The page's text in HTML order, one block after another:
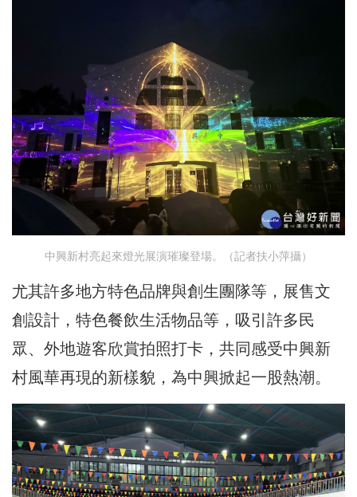
中興新村亮起來燈光展演璀璨登場。（記者扶小萍攝）
尤其許多地方特色品牌與創生團隊等，展售文
創設計，特色餐飲生活物品等，吸引許多民
眾、外地遊客欣賞拍照打卡，共同感受中興新
村風華再現的新樣貌，為中興掀起一股熱潮。